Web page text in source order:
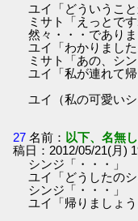
ユイ「どういうこ
ミサト「えっとで
然々・・・でありま
ユイ「わかりまし
ミサト「あの、シ
ユイ「私が連れて帰
ユイ（私の可愛いシ
27 名前： 以下、名無
稿日：2012/05/21(月)
シンジ「・・・」
ユイ「どうしたの
シンジ「・・・」
ユイ「帰りましょう